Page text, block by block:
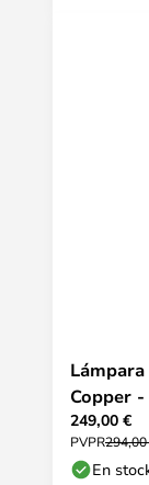
Copper
249,00 €
PVPR
En